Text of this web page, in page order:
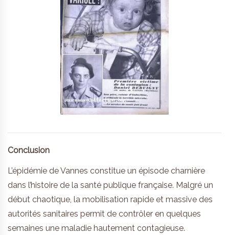
Conclusion
L’épidémie de Vannes constitue un épisode charnière
dans l’histoire de la santé publique française. Malgré un
début chaotique, la mobilisation rapide et massive des
autorités sanitaires permit de contrôler en quelques
semaines une maladie hautement contagieuse.